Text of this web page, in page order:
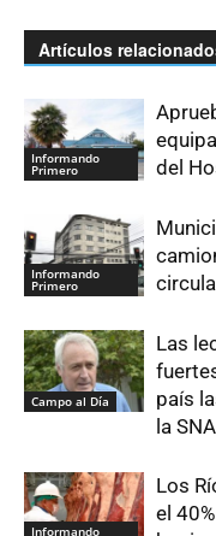
Artículos
Informando
Primero
del
Informando
Primero
Campo al Día
Las
país
la SNA
Informando
Los
el